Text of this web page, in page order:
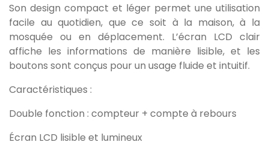
Son design compact et léger permet une utilisation
facile au quotidien, que ce soit à la maison, à la
mosquée ou en déplacement. L’écran LCD clair
affiche les informations de manière lisible, et les
boutons sont conçus pour un usage fluide et intuitif.
Caractéristiques :
Double fonction : compteur + compte à rebours
Écran LCD lisible et lumineux